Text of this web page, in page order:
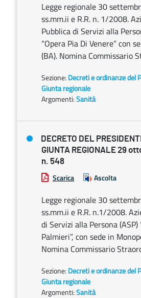
Legge regionale 30
ss.mm.ii e R.R. n. 1/2008.
Pubblica di Servizi alla
“Opera Pia Di Venere” con
(BA). Nomina Commissario
Sezione: Decreti e ordinanze del
Giunta regionale
Argomenti:Sanità
DECRETO DEL
GIUNTA REGIONALE 29
n. 548
Scarica Ascolta
Legge regionale 30
ss.mm.ii e R.R. n.1/2008.
di Servizi alla Persona
Palmieri”, con sede in
Nomina Commissario
Sezione: Decreti e ordinanze del
Giunta regionale
Argomenti:Sanità